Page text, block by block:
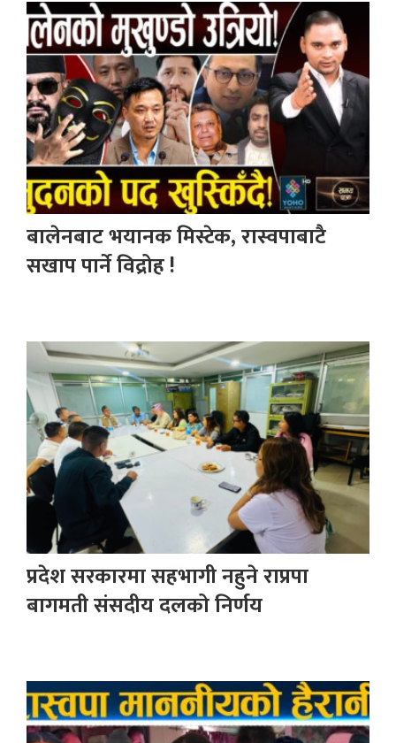
बालेनबाट भयानक मिस्टेक, रास्वपाबाटै
सखाप पार्ने विद्रोह !
प्रदेश सरकारमा सहभागी नहुने राप्रपा
बागमती संसदीय दलको निर्णय